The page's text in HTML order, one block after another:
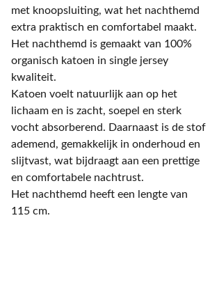
met knoopsluiting, wat het nachthemd
extra praktisch en comfortabel maakt.
Het nachthemd is gemaakt van 100%
organisch katoen in single jersey
kwaliteit.
Katoen voelt natuurlijk aan op het
lichaam en is zacht, soepel en sterk
vocht absorberend. Daarnaast is de stof
ademend, gemakkelijk in onderhoud en
slijtvast, wat bijdraagt aan een prettige
en comfortabele nachtrust.
Het nachthemd heeft een lengte van
115 cm.